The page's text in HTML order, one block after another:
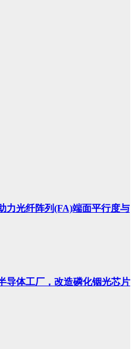
力光纤阵列(FA)端面平行度与
导体工厂，改造磷化铟光芯片